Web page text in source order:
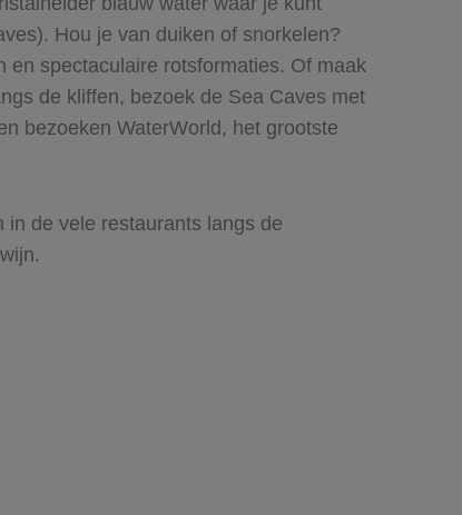
Hou je van duiken of snorkelen?
en spectaculaire rotsformaties. Of maak
de kliffen, bezoek de Sea Caves met
bezoeken WaterWorld, het grootste
de vele restaurants langs de